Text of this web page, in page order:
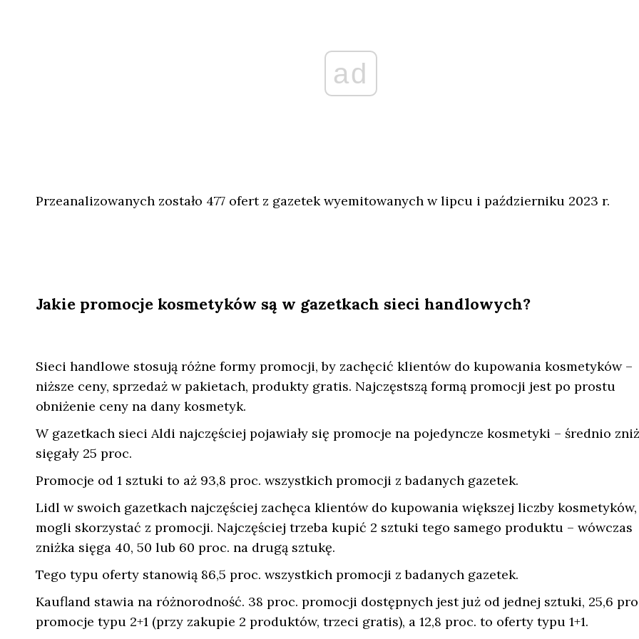
ad
Przeanalizowanych zostało 477 ofert z gazetek wyemitowanych w lipcu i październiku 2023 r.
Jakie promocje kosmetyków są w gazetkach sieci handlowych?
Sieci handlowe stosują różne formy promocji, by zachęcić klientów do kupowania kosmetyków –
niższe ceny, sprzedaż w pakietach, produkty gratis. Najczęstszą formą promocji jest po prostu
obniżenie ceny na dany kosmetyk.
W gazetkach sieci Aldi najczęściej pojawiały się promocje na pojedyncze kosmetyki – średnio
sięgały 25 proc.
Promocje od 1 sztuki to aż 93,8 proc. wszystkich promocji z badanych gazetek.
Lidl w swoich gazetkach najczęściej zachęca klientów do kupowania większej liczby kosmetyków,
mogli skorzystać z promocji. Najczęściej trzeba kupić 2 sztuki tego samego produktu – wówczas
zniżka sięga 40, 50 lub 60 proc. na drugą sztukę.
Tego typu oferty stanowią 86,5 proc. wszystkich promocji z badanych gazetek.
Kaufland stawia na różnorodność. 38 proc. promocji dostępnych jest już od jednej sztuki, 25,6
promocje typu 2+1 (przy zakupie 2 produktów, trzeci gratis), a 12,8 proc. to oferty typu 1+1.